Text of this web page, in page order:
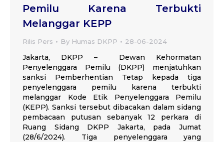
Pemilu Karena Terbukti
Melanggar KEPP
Rilis Pers By Humas DKPP 28-06-2024
Jakarta, DKPP – Dewan Kehormatan
Penyelenggara Pemilu (DKPP) menjatuhkan
sanksi Pemberhentian Tetap kepada tiga
penyelenggara pemilu karena terbukti
melanggar Kode Etik Penyelenggara Pemilu
(KEPP). Sanksi tersebut dibacakan dalam sidang
pembacaan putusan sebanyak 12 perkara di
Ruang Sidang DKPP Jakarta, pada Jumat
(28/6/2024). Tiga penyelenggara yang